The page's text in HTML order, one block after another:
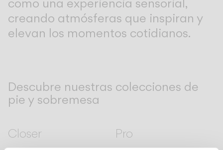
creando atmósferas que inspiran y
elevan los momentos cotidianos.
Descubre nuestras colecciones de
pie y sobremesa
Closer Pro